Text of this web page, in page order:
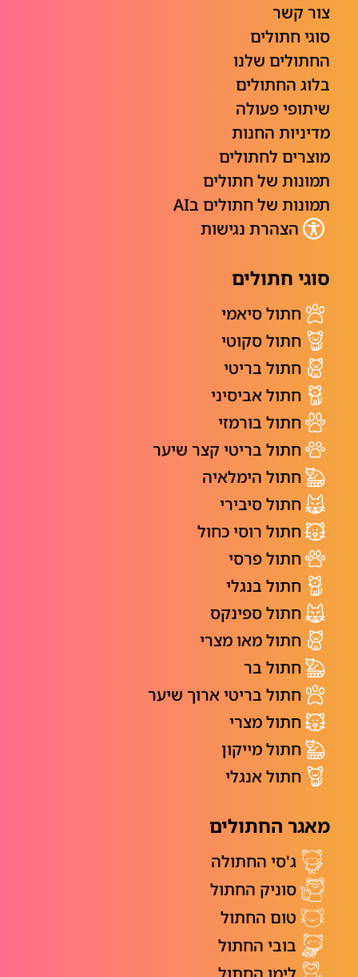
צור קשר
סוגי חתולים
החתולים שלנו
בלוג החתולים
שיתופי פעולה
מדיניות החנות
מוצרים לחתולים
תמונות של חתולים
תמונות של חתולים בAI
הצהרת נגישות
סוגי חתולים
חתול סיאמי
חתול סקוטי
חתול בריטי
חתול אביסיני
חתול בורמזי
חתול בריטי קצר שיער
חתול הימלאיה
חתול סיבירי
חתול רוסי כחול
חתול פרסי
חתול בנגלי
חתול ספינקס
חתול מאו מצרי
חתול בר
חתול בריטי ארוך שיער
חתול מצרי
חתול מייקון
חתול אנגלי
מאגר החתולים
ג'סי החתולה
סוניק החתול
טום החתול
בובי החתול